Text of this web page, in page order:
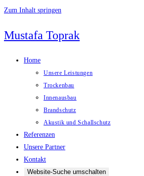
Zum Inhalt springen
Mustafa Toprak
Home
Unsere Leistungen
Trockenbau
Innenausbau
Brandschutz
Akustik und Schallschutz
Referenzen
Unsere Partner
Kontakt
Website-Suche umschalten